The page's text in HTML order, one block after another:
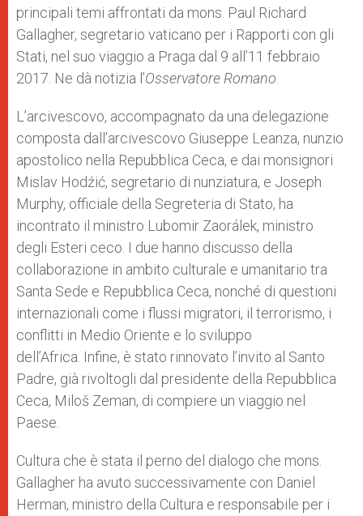
principali temi affrontati da mons. Paul Richard
Gallagher, segretario vaticano per i Rapporti con gli
Stati, nel suo viaggio a Praga dal 9 all’11 febbraio
2017. Ne dà notizia l’Osservatore Romano
L’arcivescovo, accompagnato da una delegazione
composta dall’arcivescovo Giuseppe Leanza, nunzio
apostolico nella Repubblica Ceca, e dai monsignori
Mislav Hodźić, segretario di nunziatura, e Joseph
Murphy, officiale della Segreteria di Stato, ha
incontrato il ministro Lubomir Zaorálek, ministro
degli Esteri ceco. I due hanno discusso della
collaborazione in ambito culturale e umanitario tra
Santa Sede e Repubblica Ceca, nonché di questioni
internazionali come i flussi migratori, il terrorismo, i
conflitti in Medio Oriente e lo sviluppo
dell’Africa. Infine, è stato rinnovato l’invito al Santo
Padre, già rivoltogli dal presidente della Repubblica
Ceca, Miloš Zeman, di compiere un viaggio nel
Paese.
Cultura che è stata il perno del dialogo che mons.
Gallagher ha avuto successivamente con Daniel
Herman, ministro della Cultura e responsabile per i